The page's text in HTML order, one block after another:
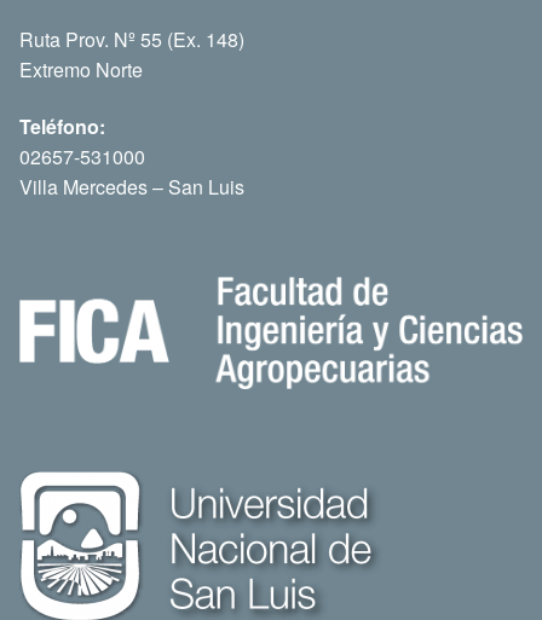
Ruta Prov. Nº 55 (Ex. 148)
Extremo Norte
Teléfono:
02657-531000
Villa Mercedes – San Luis